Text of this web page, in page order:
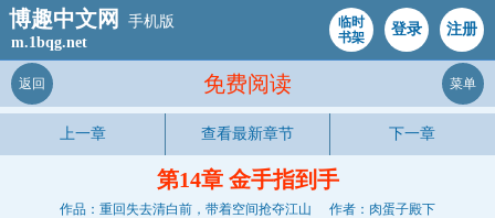
博趣中文网
手机版
m.1bqg.net
临时
书架
登录 注册
免费阅读
返回 菜单
上一章 查看最新章节 下一章
第14章 金手指到手
作品：重回失去清白前，带着空间抢夺江山 作者：肉蛋子殿下